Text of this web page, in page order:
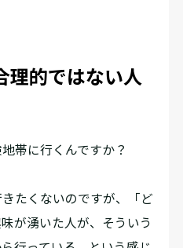
理的ではない人
帯に行くんですか？
たくないのですが、「ど
が湧いた人が、そういう